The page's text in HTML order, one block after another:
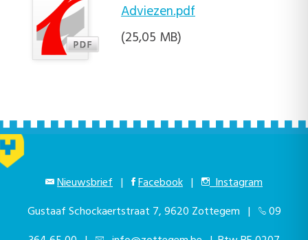
Adviezen.pdf
(25,05 MB)
Nieuwsbrief | Facebook |
Instagram
Gustaaf Schockaertstraat 7, 9620 Zottegem |
09